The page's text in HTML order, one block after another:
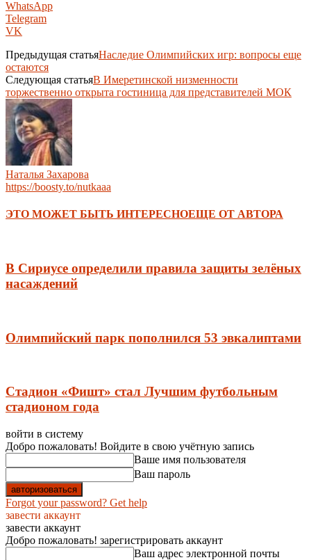
WhatsApp
Telegram
VK
Предыдущая статьяНаследие Олимпийских игр: вопросы еще
остаются
Следующая статьяВ Имеретинской низменности
торжественно открыта гостиница для представителей МОК
Наталья Захарова
https://boosty.to/nutkaaa
ЭТО МОЖЕТ БЫТЬ ИНТЕРЕСНОЕЩЕ ОТ АВТОРА
В Сириусе определили правила защиты зелёных
насаждений
Олимпийский парк пополнился 53 эвкалиптами
Стадион «Фишт» стал Лучшим футбольным
стадионом года
войти в систему
Добро пожаловать! Войдите в свою учётную запись
Ваше имя пользователя
Ваш пароль
Forgot your password? Get help
завести аккаунт
завести аккаунт
Добро пожаловать! зарегистрировать аккаунт
Ваш адрес электронной почты